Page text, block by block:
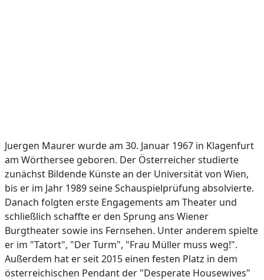
Juergen Maurer wurde am 30. Januar 1967 in Klagenfurt
am Wörthersee geboren. Der Österreicher studierte
zunächst Bildende Künste an der Universität von Wien,
bis er im Jahr 1989 seine Schauspielprüfung absolvierte.
Danach folgten erste Engagements am Theater und
schließlich schaffte er den Sprung ans Wiener
Burgtheater sowie ins Fernsehen. Unter anderem spielte
er im "Tatort", "Der Turm", "Frau Müller muss weg!".
Außerdem hat er seit 2015 einen festen Platz in dem
österreichischen Pendant der "Desperate Housewives"